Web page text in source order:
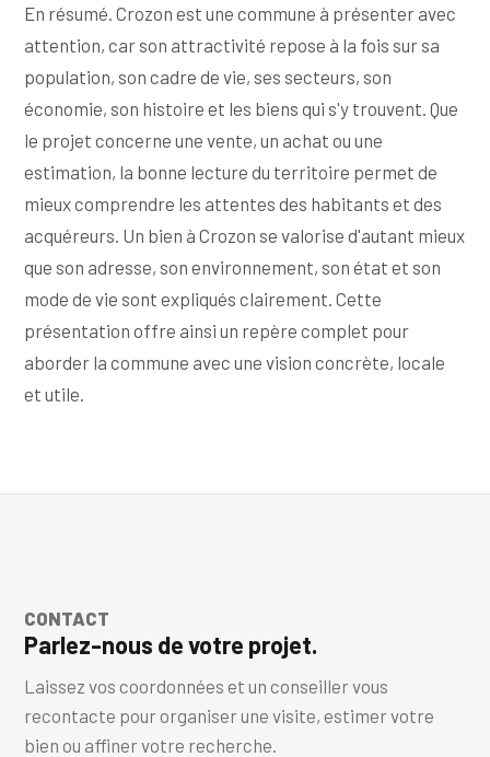
En résumé. Crozon est une commune à présenter avec
attention, car son attractivité repose à la fois sur sa
population, son cadre de vie, ses secteurs, son
économie, son histoire et les biens qui s'y trouvent. Que
le projet concerne une vente, un achat ou une
estimation, la bonne lecture du territoire permet de
mieux comprendre les attentes des habitants et des
acquéreurs. Un bien à Crozon se valorise d'autant mieux
que son adresse, son environnement, son état et son
mode de vie sont expliqués clairement. Cette
présentation offre ainsi un repère complet pour
aborder la commune avec une vision concrète, locale
et utile.
CONTACT
Parlez-nous de votre projet.
Laissez vos coordonnées et un conseiller vous
recontacte pour organiser une visite, estimer votre
bien ou affiner votre recherche.